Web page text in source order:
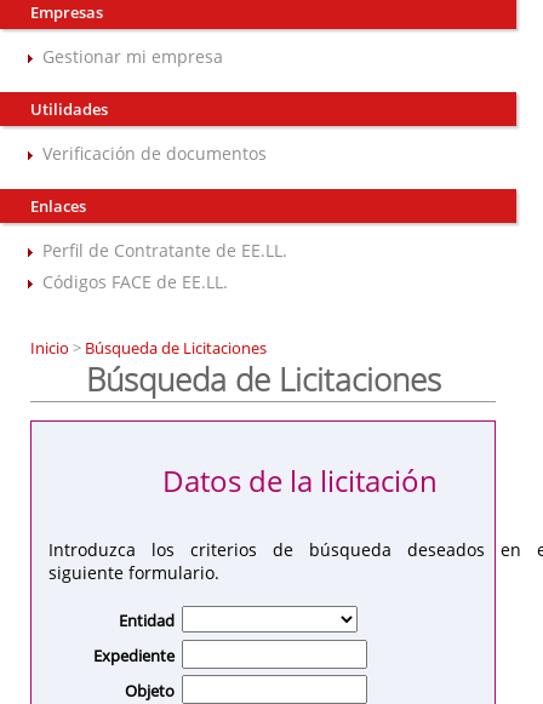
Empresas
Gestionar mi empresa
Utilidades
Verificación de documentos
Enlaces
Perfil de Contratante de EE.LL.
Códigos FACE de EE.LL.
Inicio > Búsqueda de Licitaciones
Búsqueda de Licitaciones
Introduzca los criterios de búsqueda deseados en
siguiente formulario.
Datos de la licitación
Entidad
Expediente
Objeto